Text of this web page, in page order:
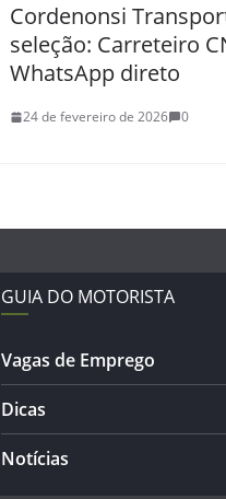
Cordenonsi
seleção: Carreteiro
WhatsApp direto
24 de fevereiro de 2026 0
GUIA DO MOTORISTA
Vagas de Emprego
Dicas
Notícias